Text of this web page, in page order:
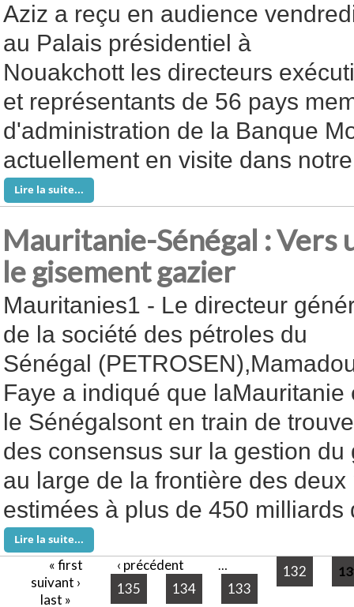
Aziz a reçu en audience
au Palais présidentiel à
Nouakchott les directeurs
et représentants de 56 pays
d'administration de la Banque
actuellement en visite dans
Lire la suite...
Mauritanie-Sénégal : Vers
le gisement gazier
Mauritanies1 - Le directeur
de la société des pétroles du
Sénégal
Faye a indiqué que laMauritanie
le Sénégalsont en train de
des consensus sur la gestion
au large de la frontière des
estimées à plus de 450
Lire la suite...
« first ‹ précédent …
132
133
134
135
suivant ›
last »